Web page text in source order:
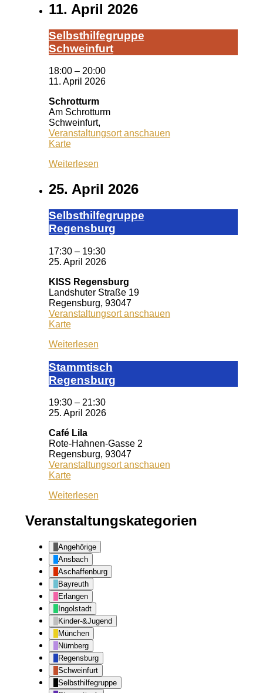
11. April 2026
Selbst­hil­fe­grup­pe
Schwein­furt
18:00 – 20:00
11. April 2026
Schrotturm
Am Schrotturm
Schweinfurt,
Veranstaltungsort anschauen
KarteSchrotturm
Weiterlesen
25. April 2026
Selbst­hil­fe­grup­pe
Re­gens­burg
17:30 – 19:30
25. April 2026
KISS Regensburg
Landshuter Straße 19
Regensburg, 93047
Veranstaltungsort anschauen
KarteKISS
Weiterlesen
Stamm­tisch
Reg­ens­burg
19:30 – 21:30
25. April 2026
Café Lila
Rote-Hahnen-Gasse 2
Regensburg, 93047
Veranstaltungsort anschauen
KarteCafé
Weiterlesen
Veranstaltungskategorien
Angehörige
Ansbach
Aschaffenburg
Bayreuth
Erlangen
Ingolstadt
Kinder-&Jugend
München
Nürnberg
Regensburg
Schweinfurt
Selbsthilfegruppe